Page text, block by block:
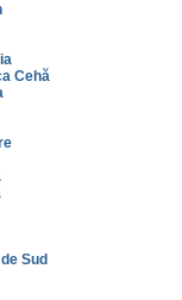
Cehă
Sud